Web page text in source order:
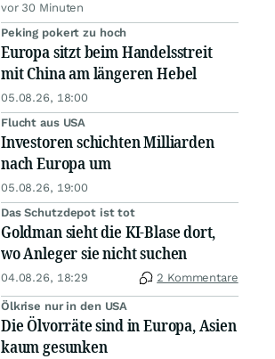
vor 30 Minuten
Peking pokert zu hoch
Europa sitzt beim Handelsstreit
mit China am längeren Hebel
05.08.26, 18:00
Flucht aus USA
Investoren schichten Milliarden
nach Europa um
05.08.26, 19:00
Das Schutzdepot ist tot
Goldman sieht die KI-Blase dort,
wo Anleger sie nicht suchen
04.08.26, 18:29 2 Kommentare
Ölkrise nur in den USA
Die Ölvorräte sind in Europa, Asien
kaum gesunken